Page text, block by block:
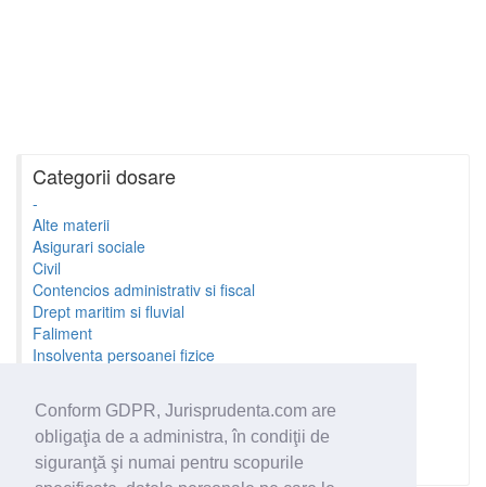
Conform GDPR, Jurisprudenta.com are
obligaţia de a administra, în condiţii de
siguranţă şi numai pentru scopurile
Categorii dosare
-
Alte materii
Asigurari sociale
Civil
Contencios administrativ si fiscal
Drept maritim si fluvial
Faliment
Insolventa persoanei fizice
Minori si familie
Penal
Proprietate Intelectuala